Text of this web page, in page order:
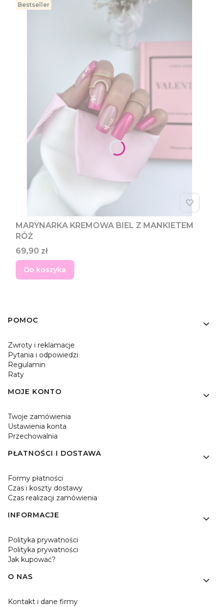
Bestseller
MARYNARKA KREMOWA BIEL Z MANKIETEM
RÓŻ
Cena
69,90 zł
Do koszyka
Linki w stopce
POMOC
Zwroty i reklamacje
Pytania i odpowiedzi
Regulamin
Raty
MOJE KONTO
Twoje zamówienia
Ustawienia konta
Przechowalnia
PŁATNOŚCI I DOSTAWA
Formy płatności
Czas i koszty dostawy
Czas realizacji zamówienia
INFORMACJE
Polityka prywatności
Polityka prywatności
Jak kupować?
O NAS
Kontakt i dane firmy